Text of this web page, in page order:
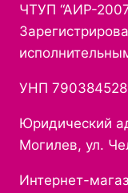
ЧТУП “АИР-
УНП 790384528
Юридический
Могилев, ул.
Интернет-